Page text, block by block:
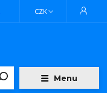
Menu
CZK